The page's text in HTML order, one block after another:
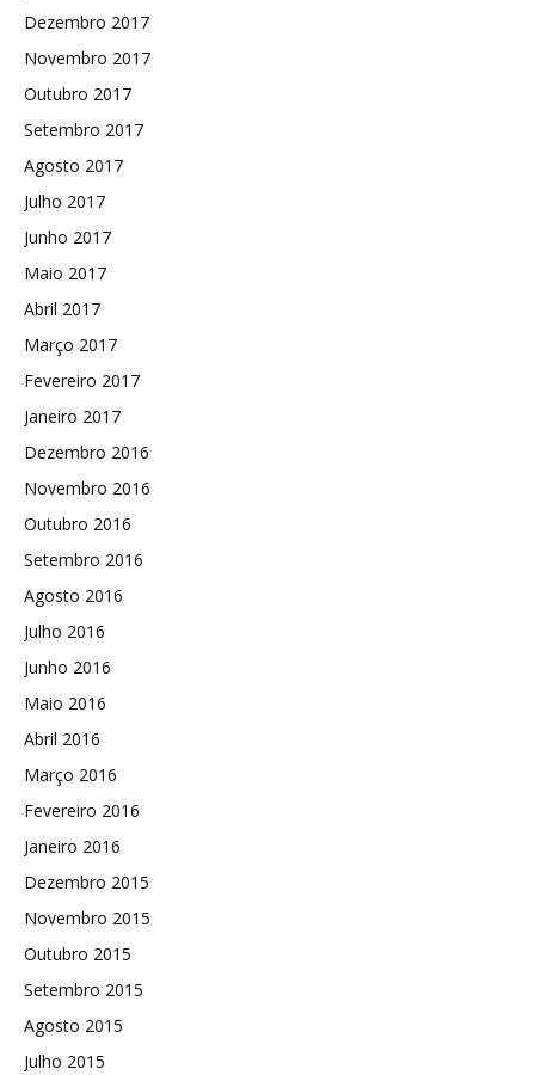
Dezembro 2017
Novembro 2017
Outubro 2017
Setembro 2017
Agosto 2017
Julho 2017
Junho 2017
Maio 2017
Abril 2017
Março 2017
Fevereiro 2017
Janeiro 2017
Dezembro 2016
Novembro 2016
Outubro 2016
Setembro 2016
Agosto 2016
Julho 2016
Junho 2016
Maio 2016
Abril 2016
Março 2016
Fevereiro 2016
Janeiro 2016
Dezembro 2015
Novembro 2015
Outubro 2015
Setembro 2015
Agosto 2015
Julho 2015